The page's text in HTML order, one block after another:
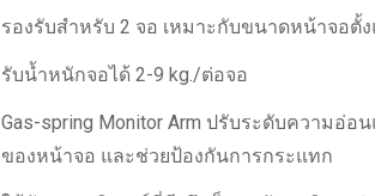
รองรับสำหรับ 2 จอ เหมาะกับขนาดหน้าจอตั้
รับน้ำหนักจอได้ 2-9 kg./ต่อจอ
Gas-spring Monitor Arm ปรับระดับความอ่
ของหน้าจอ และช่วยป้องกันการกระแทก